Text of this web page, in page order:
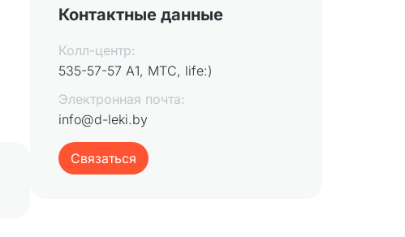
Контактные данные
Колл-центр:
535-57-57 А1, МТС, life:)
Электронная почта:
info@d-leki.by
Связаться